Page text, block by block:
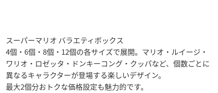
スーパーマリオ バラエティボックス
4個・6個・8個・12個の各サイズで展開。マリオ・ルイージ・
ワリオ・ロゼッタ・ドンキーコング・クッパなど、個数ごとに
異なるキャラクターが登場する楽しいデザイン。
最大2個分おトクな価格設定も魅力的です。